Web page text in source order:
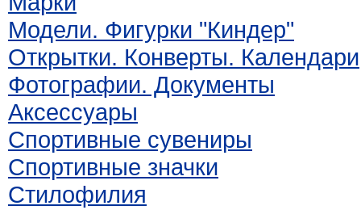
Модели. Фигурки "Киндер"
Открытки. Конверты. Календари
Фотографии. Документы
Аксессуары
Спортивные сувениры
Спортивные значки
Стилофилия